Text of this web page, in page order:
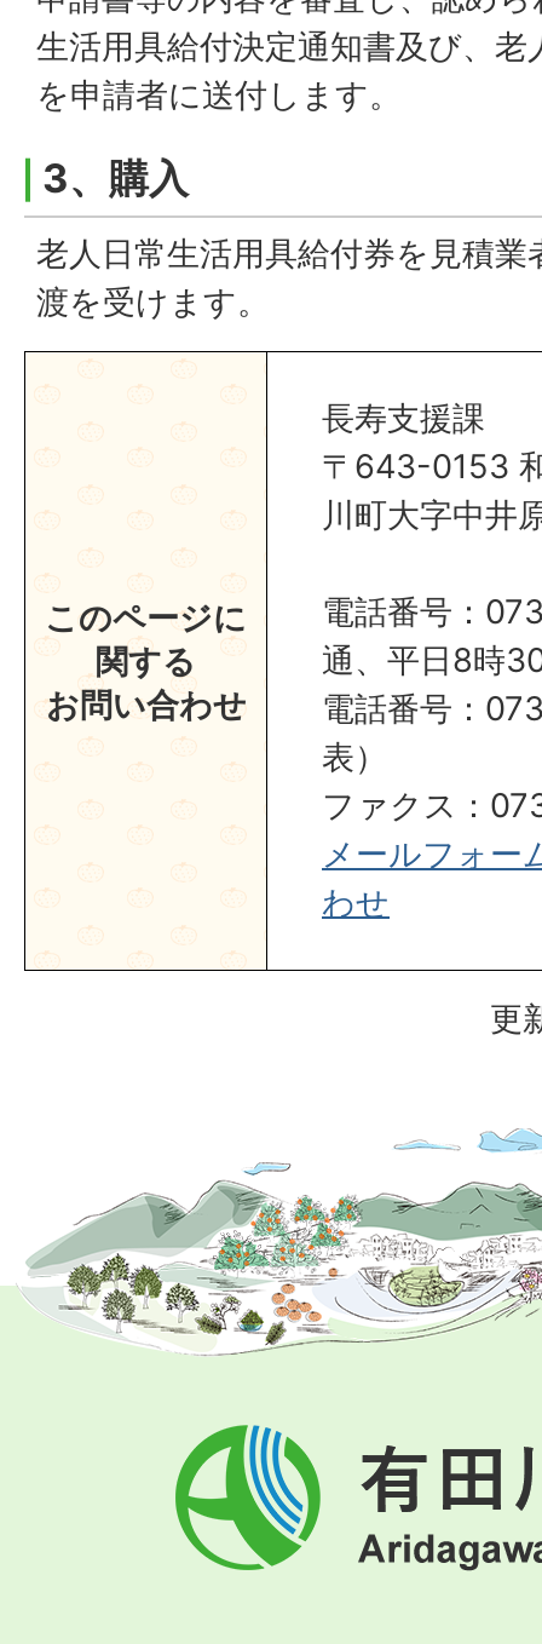
生活用具給付決定通知書及び、老
を申請者に送付します。
3、購入
老人日常生活用具給付券を見積
渡を受けます。
このページに
関する
お問い合わせ
長寿支援課
〒643-0153
川町大字中井
電話番号：
通、平日8時
電話番号：
表）
ファクス：
メールフォー
わせ
更
有
田
川
町